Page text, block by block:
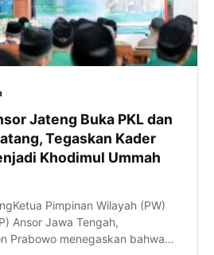
Jateng Buka PKL dan
Tegaskan Kader
Khodimul Ummah
Pimpinan Wilayah (PW)
Ansor Jawa Tengah,
Prabowo menegaskan bahwa